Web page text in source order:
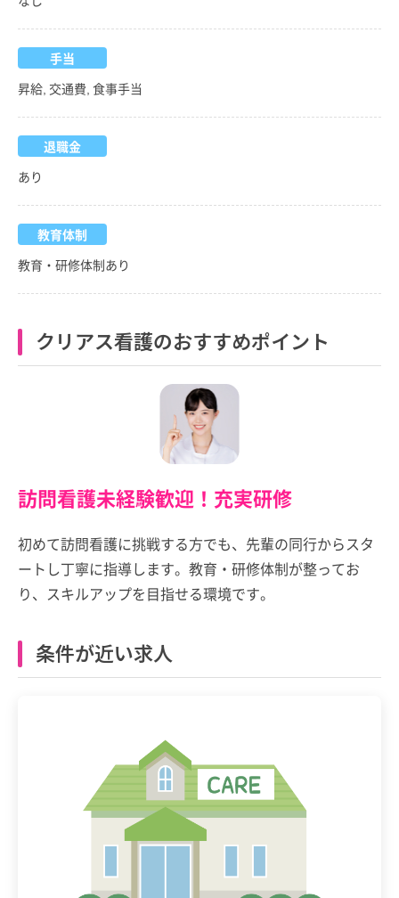
手当
昇給, 交通費, 食事手当
退職金
あり
教育体制
教育・研修体制あり
クリアス看護のおすすめポイント
訪問看護未経験歓迎！充実研修
初めて訪問看護に挑戦する方でも、先輩の同行からスタ
ートし丁寧に指導します。教育・研修体制が整ってお
り、スキルアップを目指せる環境です。
条件が近い求人